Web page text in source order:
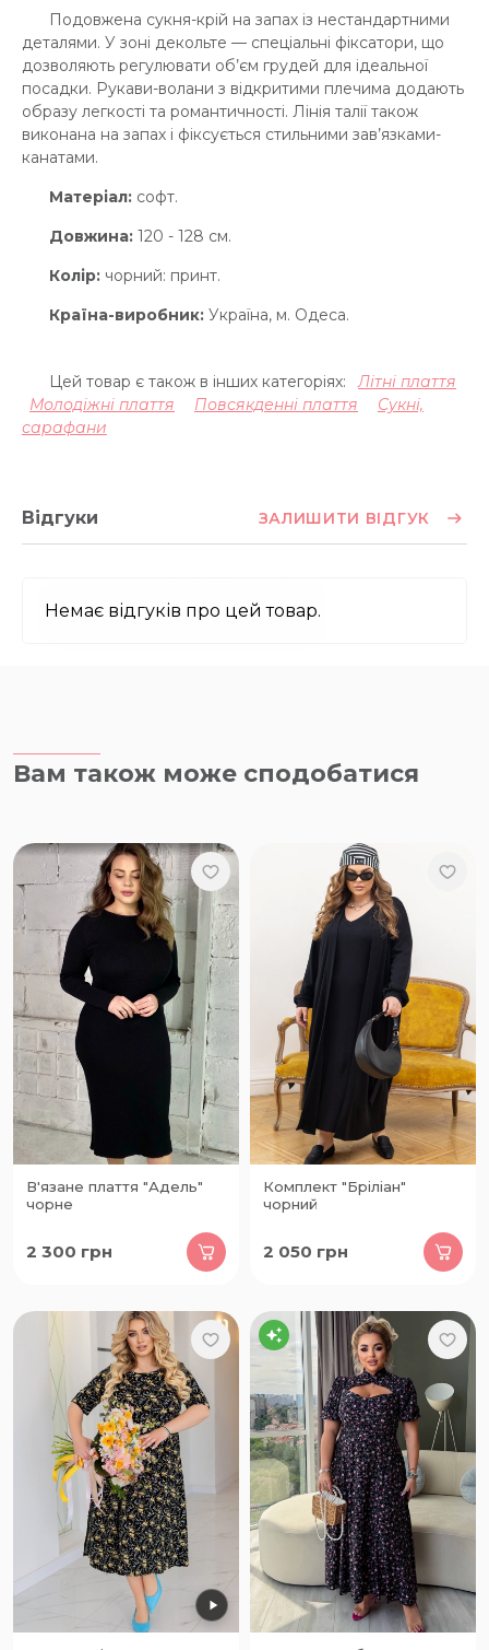
Подовжена сукня-крій на запах із нестандартними
деталями. У зоні декольте — спеціальні фіксатори, що
дозволяють регулювати об’єм грудей для ідеальної
посадки. Рукави-волани з відкритими плечима додають
образу легкості та романтичності. Лінія талії також
виконана на запах і фіксується стильними зав’язками-
канатами.
Матеріал: софт.
Довжина: 120 - 128 см.
Колір: чорний: принт.
Країна-виробник: Україна, м. Одеса.
Цей товар є також в інших категоріях:
Літні плаття
Молодіжні плаття
Повсякденні плаття
Сукні,
сарафани
Відгуки ЗАЛИШИТИ ВІДГУК
Немає відгуків про цей товар.
Вам також може сподобатися
В'язане плаття "Адель"
чорне
2 300 грн
Комплект "Бріліан"
чорний
2 050 грн